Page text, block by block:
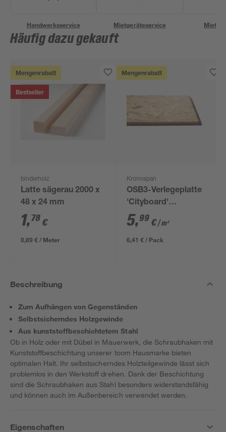
Handwerksservice Mietgeräteservice
Häufig dazu gekauft
Mengenrabatt
Bestseller
binderholz
Latte sägerau 2000 x
48 x 24 mm
1,78 €
0,89 € / Meter
Mengenrabatt
Kronospan
OSB3-Verlegeplatte
'Cityboard'
ungeschliffen 1690 x
634 x 12 mm
5,99 €/ m²
6,41 € / Pack
Beschreibung
Zum Aufhängen von Gegenständen
Selbstsicherndes Holzgewinde
Aus kunststoffbeschichtetem Stahl
Ob in Holz oder mit Dübel in Mauerwerk, die Schraubhaken mit
Kunststoffbeschichtung unserer toom Hausmarke bieten
optimalen Halt. Ihr selbstsicherndes Holzteilgewinde lässt sich
problemlos in den Werkstoff drehen. Dank der Beschichtung
sind die Schraubhaken aus Stahl besonders widerstandsfähig
und können auch im Außenbereich verwendet werden.
Eigenschaften